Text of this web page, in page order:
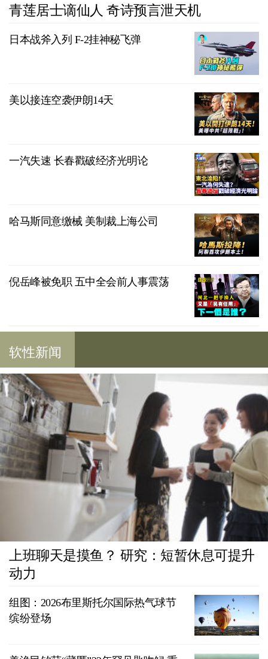
青莲居士谪仙人 奇诗预言泄天机
日本战斧入列 F-2挂神秘飞弹
美以接连空袭伊朗14天
一汽失速 长春戳破经济光明论
哈马斯同意缴械 美制裁上海公司
倪岳峰被免职 五中全会前人事震荡
软性新闻
上班聊天是摸鱼？ 研究：短暂休息可提升
动力
组图：2026布里斯托尔国际热气球节
缤纷登场